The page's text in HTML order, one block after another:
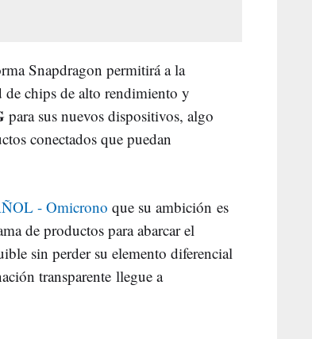
Snapdragon permitirá a la
de chips de alto rendimiento y
para sus nuevos dispositivos, algo
conectados que puedan
- Omicrono que su ambición es
de productos para abarcar el
sin perder su elemento diferencial
transparente llegue a